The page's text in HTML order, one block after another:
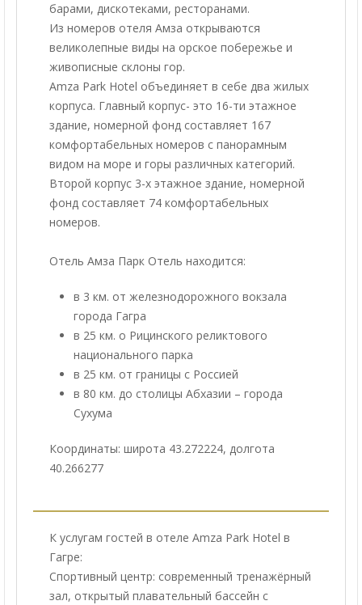
барами, дискотеками, ресторанами.
Из номеров отеля Амза открываются
великолепные виды на орское побережье и
живописные склоны гор.
Amza Park Hotel объединяет в себе два жилых
корпуса. Главный корпус- это 16-ти этажное
здание, номерной фонд составляет 167
комфортабельных номеров с панорамным
видом на море и горы различных категорий.
Второй корпус 3-х этажное здание, номерной
фонд составляет 74 комфортабельных
номеров.
Отель Амза Парк Отель находится:
в 3 км. от железнодорожного вокзала
города Гагра
в 25 км. о Рицинского реликтового
национального парка
в 25 км. от границы с Россией
в 80 км. до столицы Абхазии – города
Сухума
Координаты: широта 43.272224, долгота
40.266277
К услугам гостей в отеле Amza Park Hotel в
Гагре:
Спортивный центр: современный тренажёрный
зал, открытый плавательный бассейн с